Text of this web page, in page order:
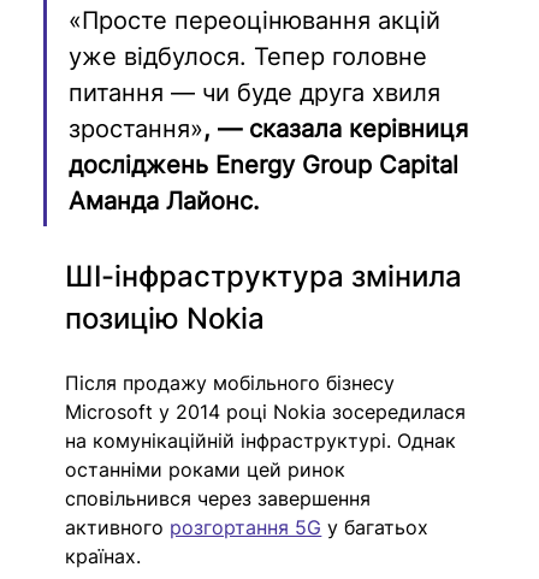
«Просте переоцінювання акцій
уже відбулося. Тепер головне
питання — чи буде друга хвиля
зростання», — сказала керівниця
досліджень Energy Group Capital
Аманда Лайонс.
ШІ-інфраструктура змінила
позицію Nokia
Після продажу мобільного бізнесу
Microsoft у 2014 році Nokia зосередилася
на комунікаційній інфраструктурі. Однак
останніми роками цей ринок
сповільнився через завершення
активного розгортання 5G у багатьох
країнах.